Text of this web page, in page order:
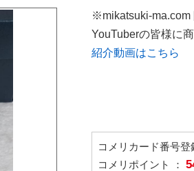
※mikatsuki-ma.com
YouTuberの皆様に
紹介動画はこちら
コメリカード番号
コメリポイント ：